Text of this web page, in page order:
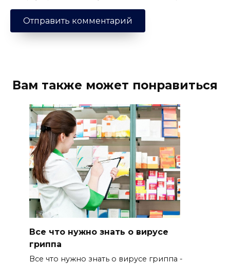
Вам также может понравиться
Все что нужно знать о вирусе
гриппа
Все что нужно знать о вирусе гриппа -